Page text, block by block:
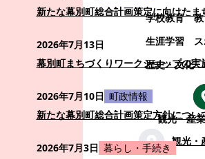
学校教育
生涯学習
歴史・文化
観光・産
観光・
新たな幕別町総合計画策定に向けた
2026年7月13日
幕別町まちづくりワークショップの実
2026年7月10日 町政情報
新たな幕別町総合計画策定方針につい
2026年7月3日 暮らし・手続き